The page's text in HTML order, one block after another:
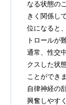
なる状態の
きく関係し
位になると
トロールが
通常、性交
クスした状
ことができ
自律神経の
興奮しやす